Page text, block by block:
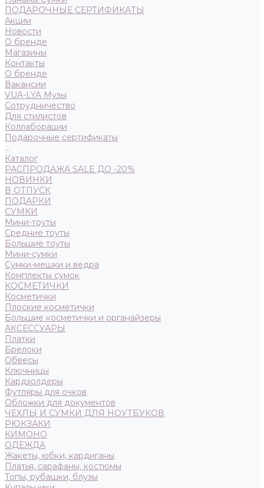
ПОДАРОЧНЫЕ СЕРТИФИКАТЫ
Акции
Новости
О бренде
Магазины
Контакты
О бренде
Вакансии
VUA-LYA Музы
Сотрудничество
Для стилистов
Коллаборации
Подарочные сертификаты
...
Каталог
РАСПРОДАЖА SALE ДО -20%
НОВИНКИ
В ОТПУСК
ПОДАРКИ
СУМКИ
Мини-тоуты
Средние тоуты
Большие тоуты
Мини-сумки
Сумки-мешки и ведра
Комплекты сумок
КОСМЕТИЧКИ
Косметички
Плоские косметички
Большие косметички и органайзеры
АКСЕССУАРЫ
Платки
Брелоки
Обвесы
Ключницы
Кардхолдеры
Футляры для очков
Обложки для документов
ЧЕХЛЫ И СУМКИ ДЛЯ НОУТБУКОВ
РЮКЗАКИ
КИМОНО
ОДЕЖДА
Жакеты, юбки, кардиганы
Платья, сарафаны, костюмы
Топы, рубашки, блузы